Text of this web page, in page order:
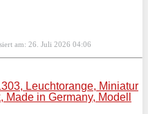
am: 26. Juli 2026 04:06